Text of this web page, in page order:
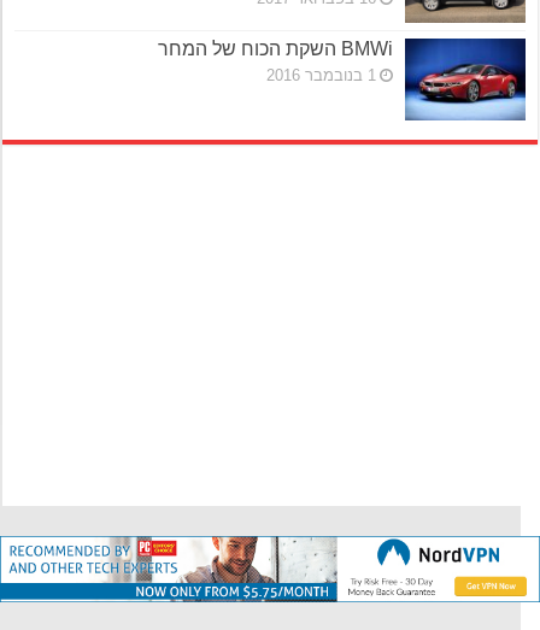
BMWi השקת הכוח של המחר
1 בנובמבר 2016